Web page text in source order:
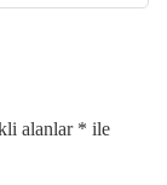
alanlar * ile